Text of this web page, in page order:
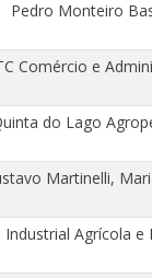
Pedro Monteiro
Comércio e
do Lago
Martinelli,
Industrial Agrícola e